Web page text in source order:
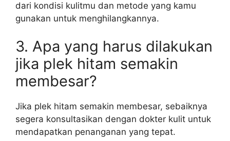
dari kondisi kulitmu dan metode yang kamu
gunakan untuk menghilangkannya.
3. Apa yang harus dilakukan
jika plek hitam semakin
membesar?
Jika plek hitam semakin membesar, sebaiknya
segera konsultasikan dengan dokter kulit untuk
mendapatkan penanganan yang tepat.